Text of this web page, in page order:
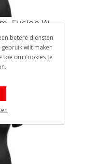
Fusion W
dan 5
betere diensten
wilt maken
toe om cookies te